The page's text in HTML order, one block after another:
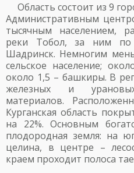
Область состоит из 9
Административным
тысячным населением,
реки Тобол, за ним по
Шадринск. Немногим
сельское население;
около 1,5 – башкиры. В
железных и
материалов.
Курганская область
на 22%. Основным
плодородная земля: на
целина, в центре –
краем проходит полоса